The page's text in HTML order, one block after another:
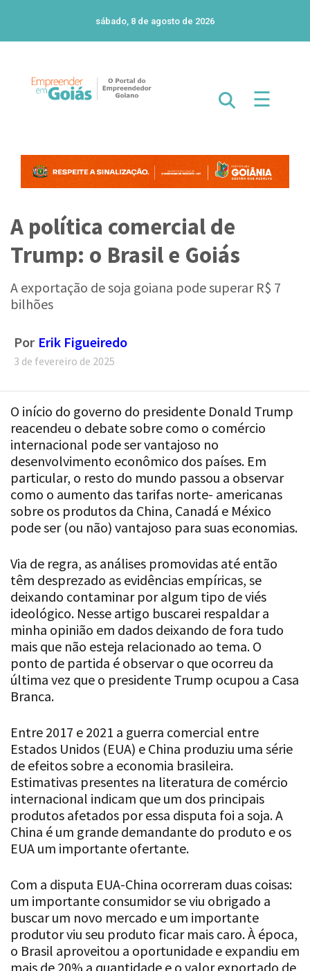
sábado, 8 de agosto de 2026
☰
Trump: o Brasil e Goiás
A exportação de soja goiana pode superar R$ 7
bilhões
3 de fevereiro de 2025
O início do governo do presidente Donald Trump
reacendeu o debate sobre como o comércio
internacional pode ser vantajoso no
desenvolvimento econômico dos países. Em
particular, o resto do mundo passou a observar
como o aumento das tarifas norte- americanas
sobre os produtos da China, Canadá e México
pode ser (ou não) vantajoso para suas economias.
Via de regra, as análises promovidas até então
têm desprezado as evidências empíricas, se
deixando contaminar por algum tipo de viés
ideológico. Nesse artigo buscarei respaldar a
minha opinião em dados deixando de fora tudo
mais que não esteja relacionado ao tema. O
ponto de partida é observar o que ocorreu da
última vez que o presidente Trump ocupou a Casa
Branca.
Estados Unidos (EUA) e China produziu uma série
de efeitos sobre a economia brasileira.
Estimativas presentes na literatura de comércio
internacional indicam que um dos principais
produtos afetados por essa disputa foi a soja. A
China é um grande demandante do produto e os
EUA um importante ofertante.
Com a disputa EUA-China ocorreram duas coisas:
um importante consumidor se viu obrigado a
buscar um novo mercado e um importante
produtor viu seu produto ficar mais caro. À época,
o Brasil aproveitou a oportunidade e expandiu em
mais de 20% a quantidade e o valor exportado de
soja.